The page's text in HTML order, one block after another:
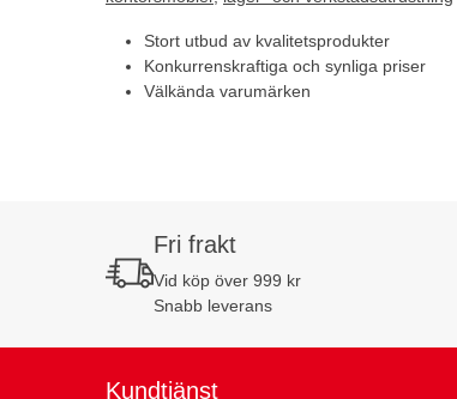
Stort utbud av kvalitetsprodukter
Konkurrenskraftiga och synliga priser
Välkända varumärken
Fri frakt
Vid köp över 999 kr
Snabb leverans
Kundtjänst